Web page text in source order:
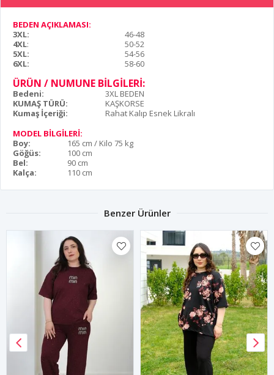
BEDEN AÇIKLAMASI:
3XL:
46-48
4XL:
50-52
5XL:
54-56
6XL:
58-60
ÜRÜN / NUMUNE BİLGİLERİ:
Bedeni:
3XL BEDEN
KUMAŞ TÜRÜ:
KAŞKORSE
Kumaş İçeriği:
Rahat Kalıp Esnek Likralı
MODEL BİLGİLERİ:
Boy:
165 cm / Kilo 75 kg
Göğüs:
100 cm
Bel:
90 cm
Kalça:
110 cm
Benzer Ürünler